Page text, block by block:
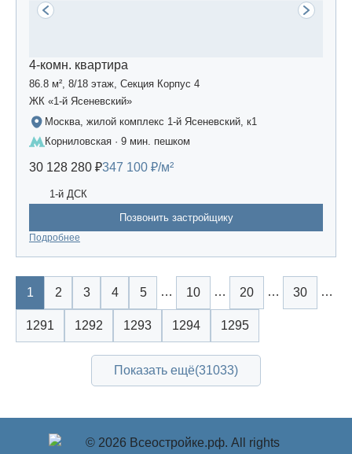
4-комн. квартира
86.8 м², 8/18 этаж, Секция Корпус 4
ЖК «1-й Ясеневский»
Москва, жилой комплекс 1-й Ясеневский, к1
Корниловская · 9 мин. пешком
30 128 280 ₽347 100 ₽/м²
1-й ДСК
Позвонить застройщику
Подробнее
1 2 3 4 5 … 10 … 20 … 30 …
1291 1292 1293 1294 1295
Показать ещё(31033)